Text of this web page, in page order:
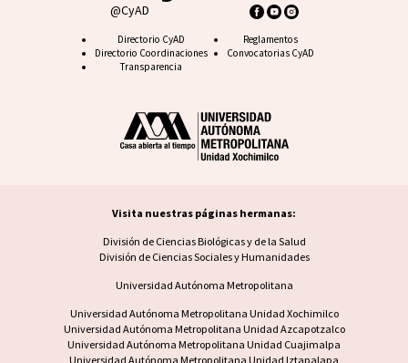
@CyAD
Footer CyAD
Directorio CyAD
Directorio Coordinaciones
Transparencia
Footer FAQ
Reglamentos
Convocatorias CyAD
Visita nuestras páginas hermanas:
Visita nuestras páginas hermanas
División de Ciencias Biológicas y de la Salud
División de Ciencias Sociales y Humanidades
Universidad Autónoma Metropolitana
Footer UAM unidad
Universidad Autónoma Metropolitana Unidad Xochimilco
Universidad Autónoma Metropolitana Unidad Azcapotzalco
Universidad Autónoma Metropolitana Unidad Cuajimalpa
Universidad Autónoma Metropolitana Unidad Iztapalapa